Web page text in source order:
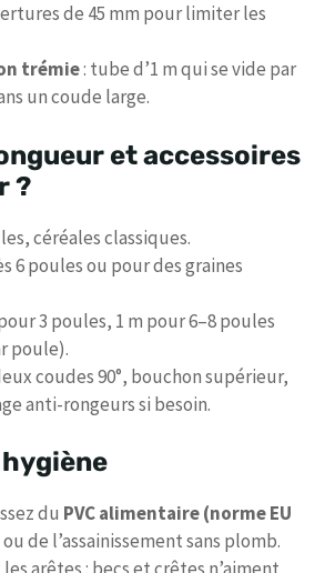
de 45 mm pour limiter les
trémie: tube d’1 m qui se vide par
un coude large.
et accessoires
?
céréales classiques.
6 poules ou pour des graines
3 poules, 1 m pour 6–8 poules
poule).
coudes 90°, bouchon supérieur,
anti-rongeurs si besoin.
du PVC alimentaire (norme EU
ou de l’assainissement sans plomb.